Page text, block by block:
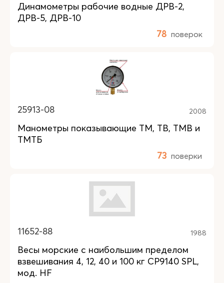
Динамометры рабочие водные ДРВ-2,
ДРВ-5, ДРВ-10
78 поверок
25913-08 2008
Манометры показывающие ТМ, ТВ, ТМВ и
ТМТБ
73 поверки
11652-88 1988
Весы морские с наибольшим пределом
взвешивания 4, 12, 40 и 100 кг CP9140 SPL,
мод. HF